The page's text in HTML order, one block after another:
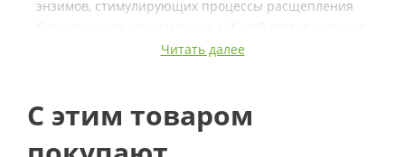
энзимов, стимулирующих процессы расщепления
приводит к тому, что SEPTONIC за короткий
результате чего, густое содержание сборника
Читать далее
C этим товаром